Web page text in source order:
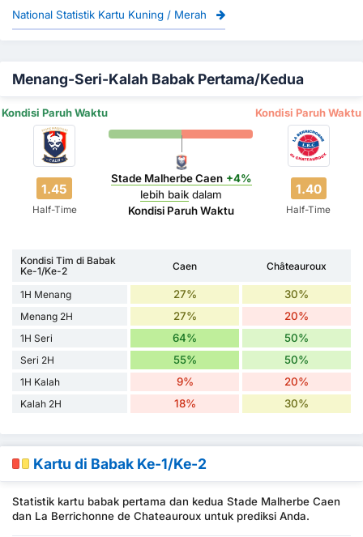
National Statistik Kartu Kuning / Merah
Menang-Seri-Kalah Babak Pertama/Kedua
Kondisi Paruh Waktu Kondisi Paruh Waktu
1.45
Half-Time
Stade Malherbe Caen +4%
lebih baik dalam
Kondisi Paruh Waktu
1.40
Half-Time
Kondisi Tim di Babak
Ke-1/Ke-2
Caen Châteauroux
1H Menang 27% 30%
Menang 2H 27% 20%
1H Seri 64% 50%
Seri 2H 55% 50%
1H Kalah 9% 20%
Kalah 2H 18% 30%
Kartu di Babak Ke-1/Ke-2
Statistik kartu babak pertama dan kedua Stade Malherbe Caen
dan La Berrichonne de Chateauroux untuk prediksi Anda.